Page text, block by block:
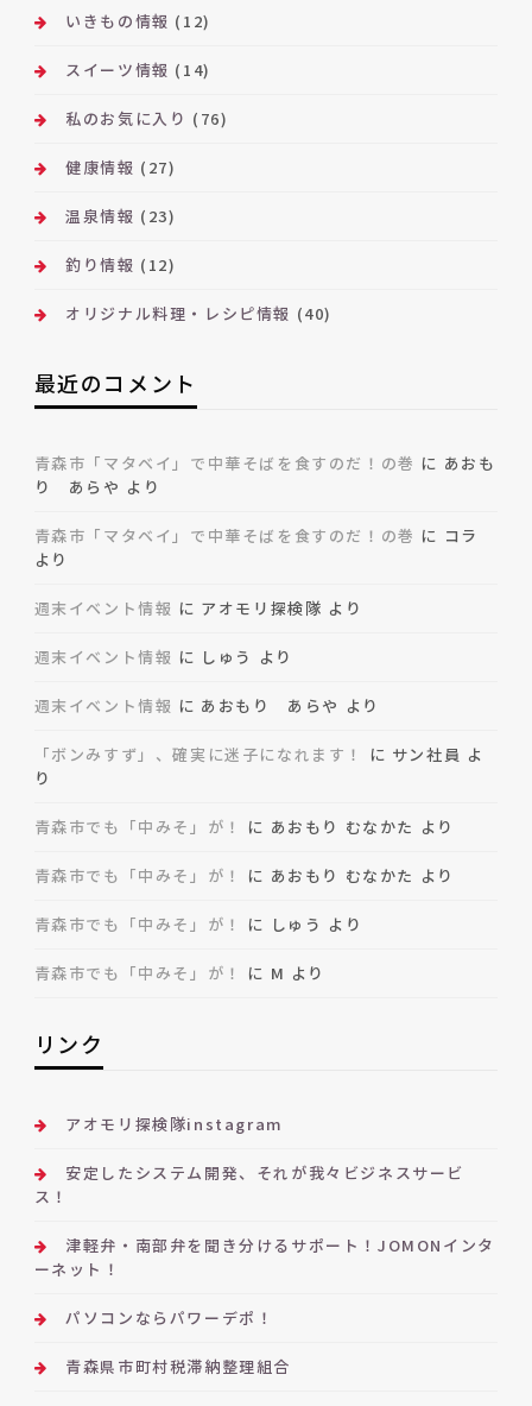
いきもの情報 (12)
スイーツ情報 (14)
私のお気に入り (76)
健康情報 (27)
温泉情報 (23)
釣り情報 (12)
オリジナル料理・レシピ情報 (40)
最近のコメント
青森市「マタベイ」で中華そばを食すのだ！の巻 に あおも
り あらや より
青森市「マタベイ」で中華そばを食すのだ！の巻 に コラ
より
週末イベント情報 に アオモリ探検隊 より
週末イベント情報 に しゅう より
週末イベント情報 に あおもり あらや より
「ボンみすず」、確実に迷子になれます！ に サン社員 よ
り
青森市でも「中みそ」が！ に あおもり むなかた より
青森市でも「中みそ」が！ に あおもり むなかた より
青森市でも「中みそ」が！ に しゅう より
青森市でも「中みそ」が！ に M より
リンク
アオモリ探検隊instagram
安定したシステム開発、それが我々ビジネスサービ
ス！
津軽弁・南部弁を聞き分けるサポート！JOMONインタ
ーネット！
パソコンならパワーデポ！
青森県市町村税滞納整理組合